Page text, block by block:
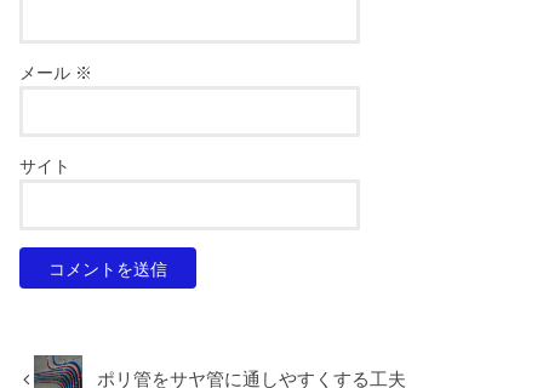
メール ※
サイト
ポリ管をサヤ管に通しやすくする工夫